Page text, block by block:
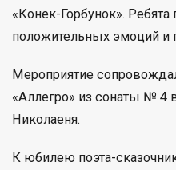
«Конек-Горбунок». Ребята
положительных эмоций и
Мероприятие
«Аллегро» из сонаты № 4
Николаеня.
К юбилею поэта-